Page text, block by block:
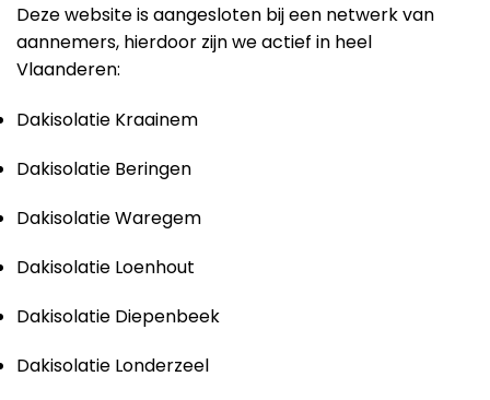
Deze website is aangesloten bij een netwerk van
aannemers, hierdoor zijn we actief in heel
Vlaanderen:
Dakisolatie Kraainem
Dakisolatie Beringen
Dakisolatie Waregem
Dakisolatie Loenhout
Dakisolatie Diepenbeek
Dakisolatie Londerzeel